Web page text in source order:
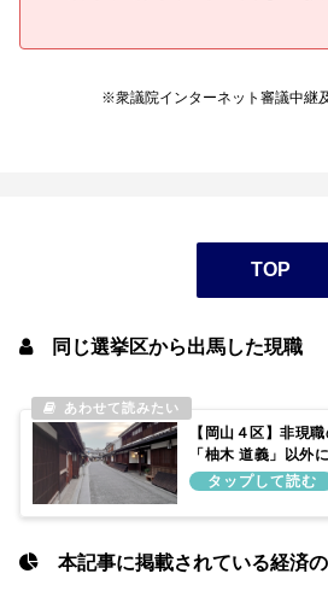
※衆議院インターネット審議中継
TOP
同じ選挙区から出馬した現職
【岡山４区】非現
「柚木 道義」以外
本記事に掲載されている経済